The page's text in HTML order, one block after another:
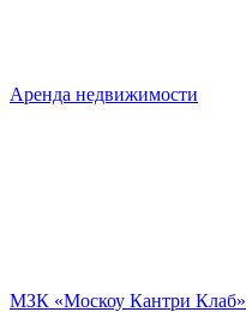
Аренда недвижимости
МЗК «Москоу Кантри Клаб»